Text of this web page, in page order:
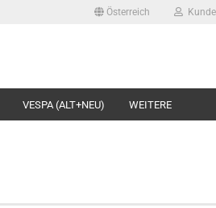
Österreich
VESPA (ALT+NEU) WEITERE